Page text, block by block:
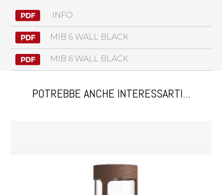
INFO
MIB 6 WALL BLACK
MIB 6 WALL BLACK
POTREBBE ANCHE INTERESSARTI...